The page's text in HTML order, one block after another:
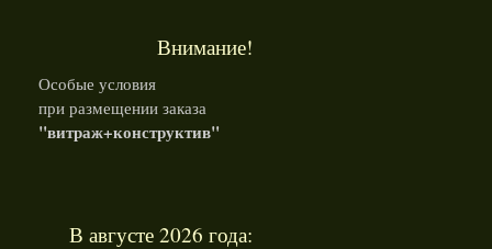
Внимание!
Особые условия
при размещении заказа
"витраж+конструктив"
В августе 2026 года: